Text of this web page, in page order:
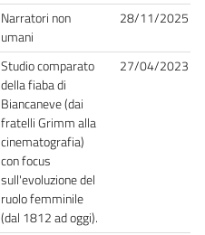
Narratori non
umani
28/11/2025
Studio comparato
della fiaba di
Biancaneve (dai
fratelli Grimm alla
cinematografia)
con focus
sull'evoluzione del
ruolo femminile
(dal 1812 ad oggi).
27/04/2023